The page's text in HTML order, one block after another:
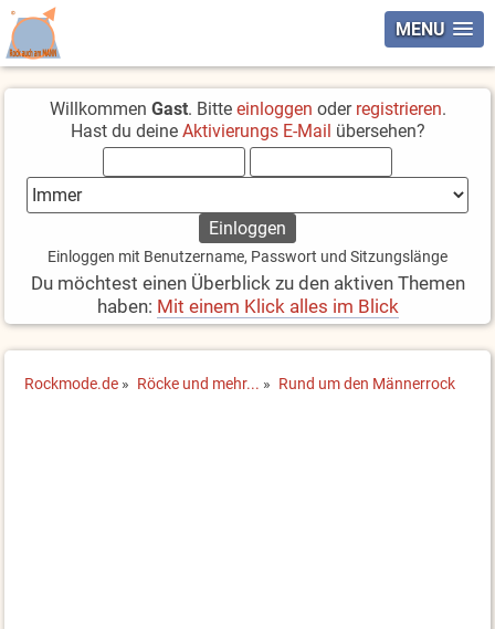
MENU
Willkommen Gast. Bitte einloggen oder registrieren.
Hast du deine Aktivierungs E-Mail übersehen?
Einloggen mit Benutzername, Passwort und Sitzungslänge
Du möchtest einen Überblick zu den aktiven Themen
haben: Mit einem Klick alles im Blick
Rockmode.de » Röcke und mehr... » Rund um den Männerrock